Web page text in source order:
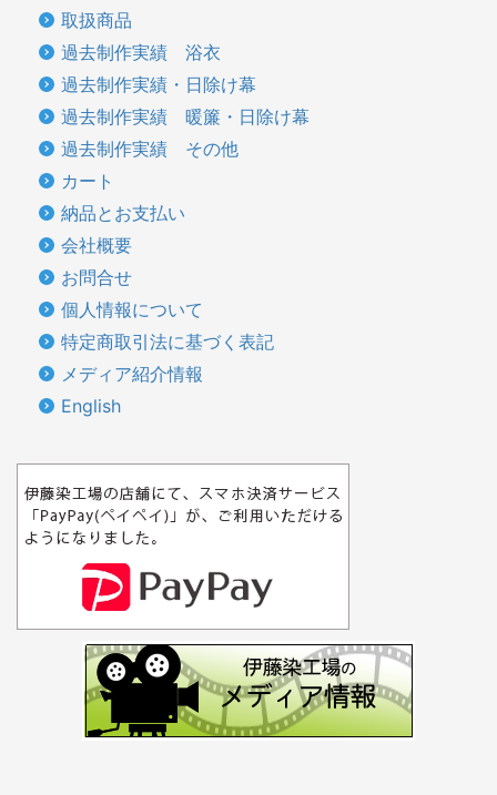
取扱商品
過去制作実績 浴衣
過去制作実績・日除け幕
過去制作実績 暖簾・日除け幕
過去制作実績 その他
カート
納品とお支払い
会社概要
お問合せ
個人情報について
特定商取引法に基づく表記
メディア紹介情報
English